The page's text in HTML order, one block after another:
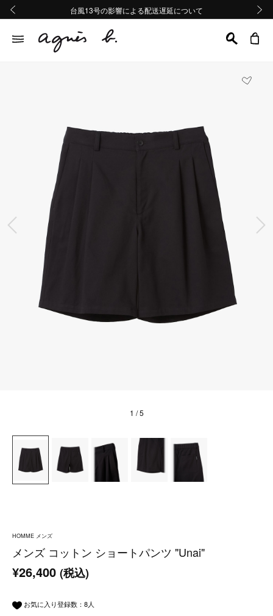
熊本地域地震の影響による配送遅延について
Summer Sale 2buy10%OFF!!
台風13号の影響による配送遅延について
熊本地域地震の影響による配送遅延について
Summer Sale 2buy10%OFF!!
前の画像
1 / 5
HOMME メンズ
メンズ コットン ショートパンツ "Unai"
¥26,400 (税込)
お気に入り登録数： 8人